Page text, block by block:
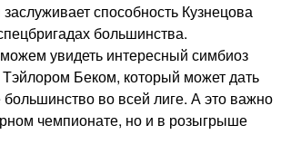
способность Кузнецова
большинства.
увидеть интересный симбиоз
Беком, который может дать
во всей лиге. А это важно
чемпионате, но и в розыгрыше